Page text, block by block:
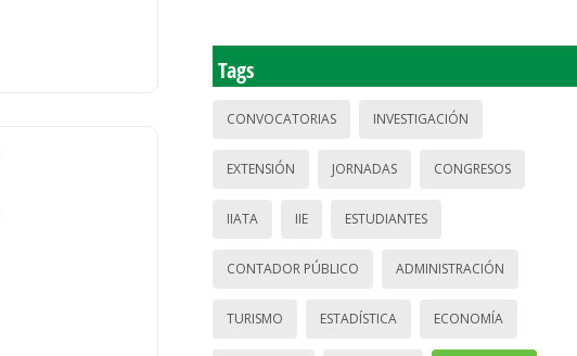
Tags
CONVOCATORIAS INVESTIGACIÓN
EXTENSIÓN JORNADAS CONGRESOS
IIATA IIE ESTUDIANTES
CONTADOR PÚBLICO ADMINISTRACIÓN
TURISMO ESTADÍSTICA ECONOMÍA